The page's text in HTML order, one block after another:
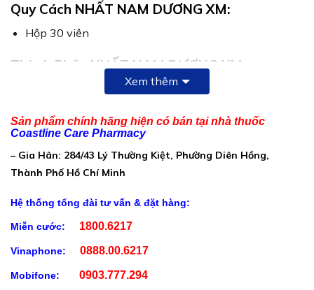
Quy Cách NHẤT NAM DƯƠNG XM:
Hộp 30 viên
Thành Phần NHẤT NAM DƯƠNG XM:
Mỗi viên nang chứa:
Chiết xuất bạch tật lê:……………………….100mg
Chiết xuất lộc nhung:………………………..100mg
Chiết xuất bá bệnh:…………………………….30mg
Chiết xuất nấm ngọc cẩu (tỏa dương):….30mg
Chiết xuất dâm dương hoắc:……………….30mg
Chiết xuất nhục thung dung:………………..30mg
Chiết xuất sâm cau:……………………………30mg
Xem thêm
Sản phẩm chính hãng hiện có bán tại nhà thuốc
Coastline Care Pharmacy
– Gia Hân: 284/43 Lý Thường Kiệt, Phường Diên Hồng,
Thành Phố Hồ Chí Minh
Hệ thống tổng đài tư vấn & đặt hàng:
Miễn cước: 1800.6217
Vinaphone: 0888.00.6217
Mobifone: 0903.777.294